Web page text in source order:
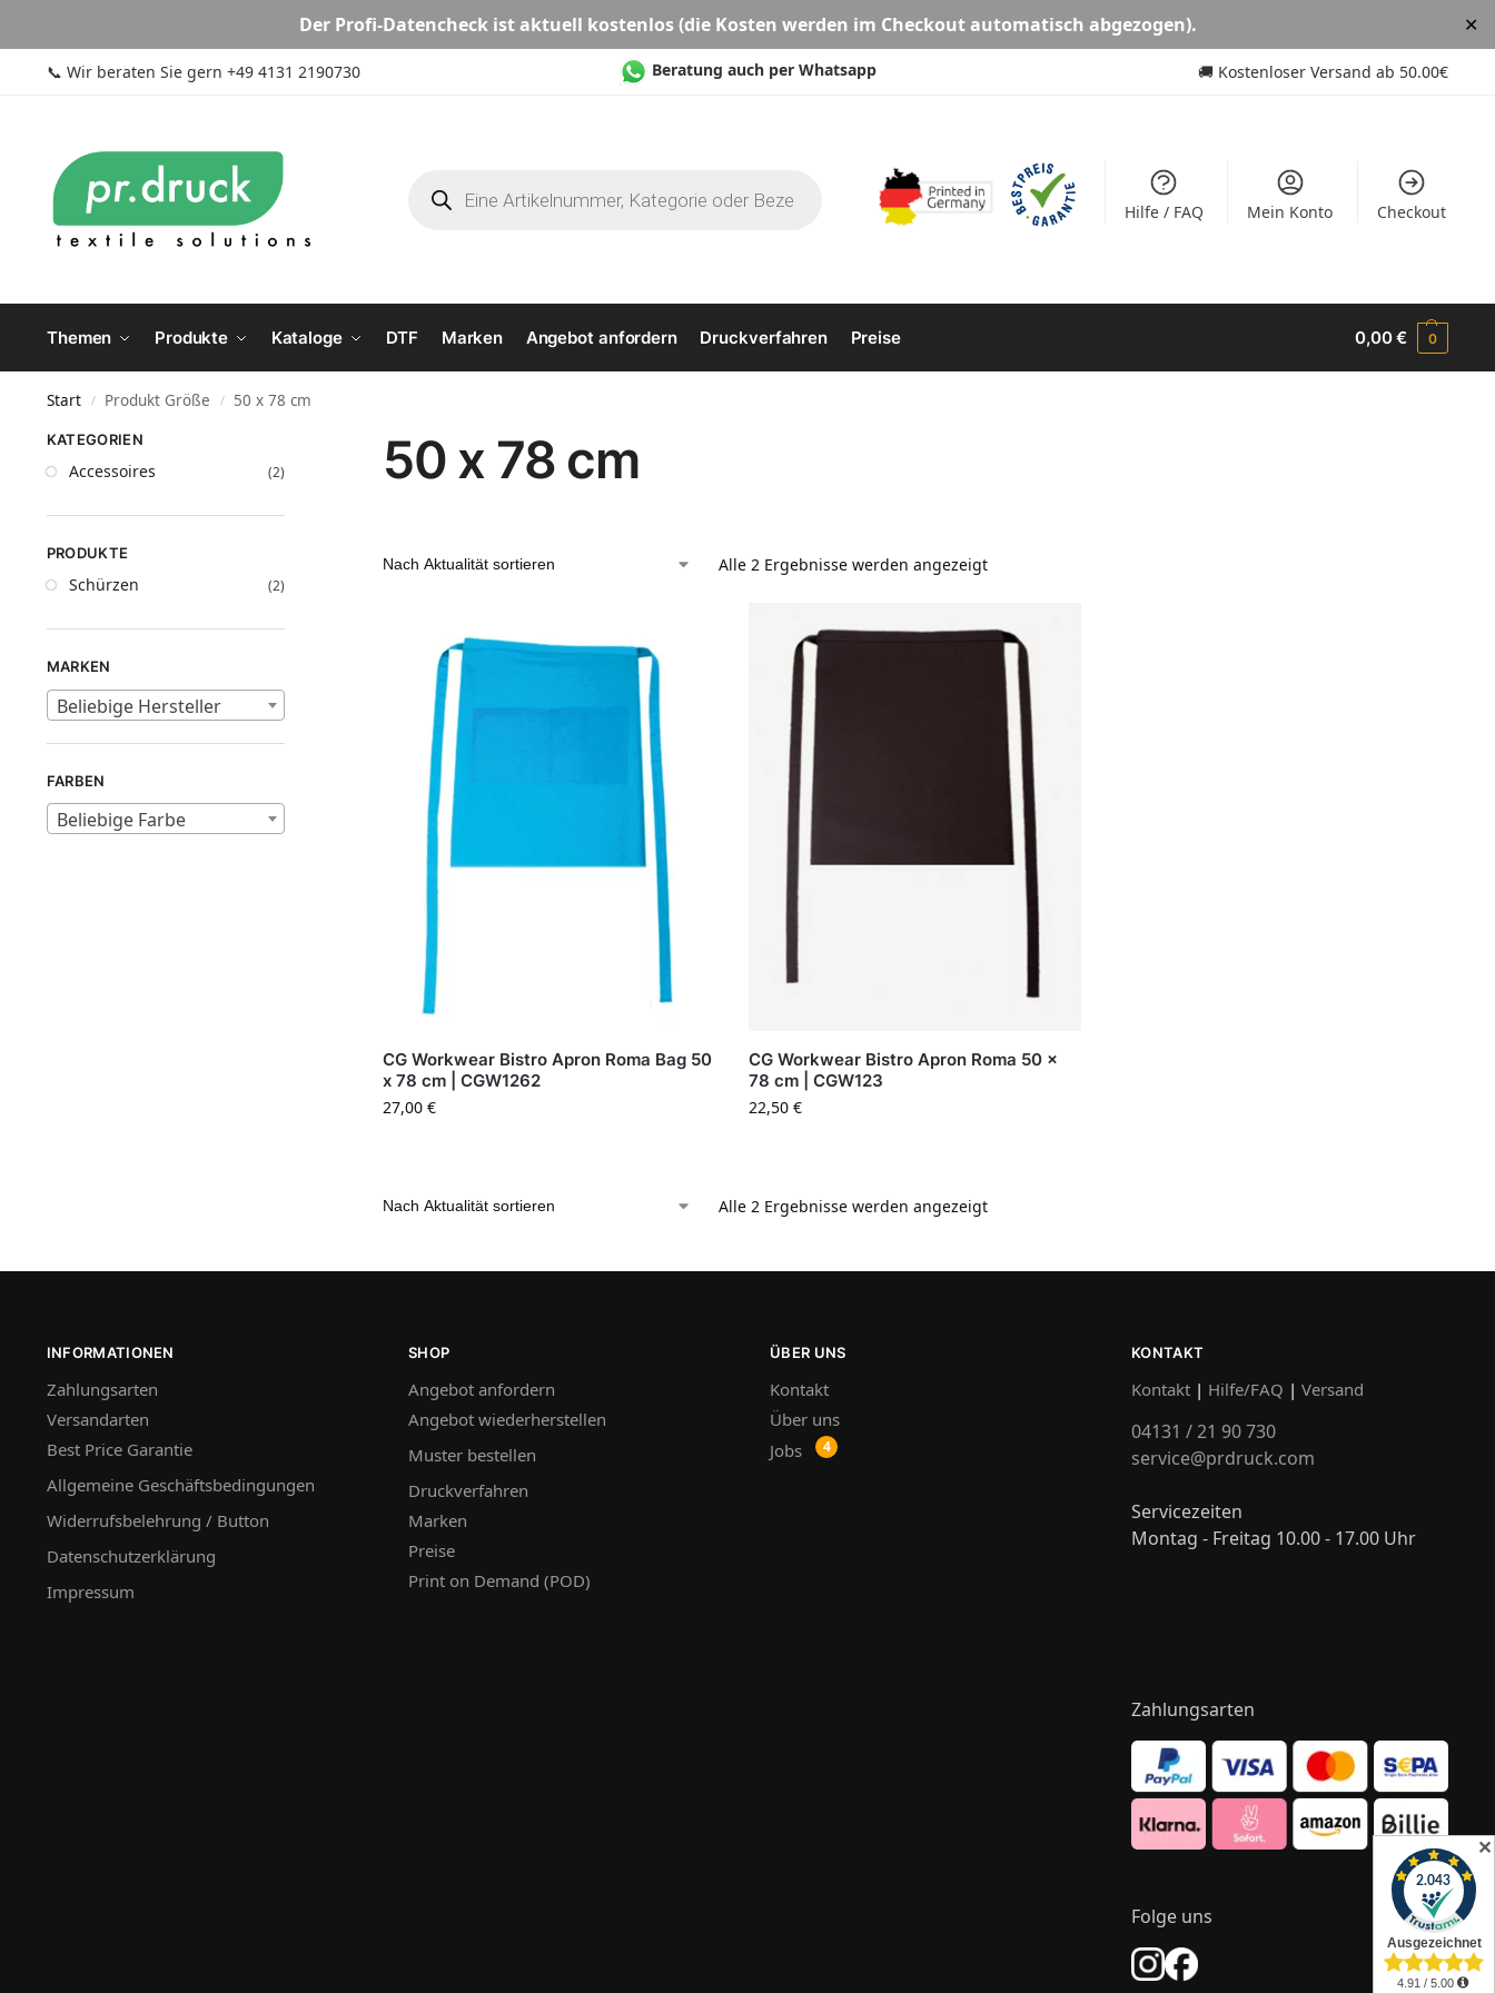
Der Profi-Datencheckist aktuell kostenlos(die Kosten werden im Checkout automatisch abgezogen). ✕
📞 Wir beraten Sie gern +49 4131 2190730 Beratung auch per Whatsapp 🚚 Kostenloser Versand ab 50.00€
Hilfe / FAQ Mein Konto Checkout
Themen Produkte Kataloge DTF Marken Angebot anfordern Druckverfahren Preise 0,00€ 0
Start / Produkt Größe / 50 x 78 cm
50 x 78 cm
Alle 2 Ergebnisse werden angezeigt
CG Workwear Bistro Apron Roma Bag 50
x 78 cm | CGW1262
27,00€
CG Workwear Bistro Apron Roma 50 x
78 cm | CGW123
22,50€
Alle 2 Ergebnisse werden angezeigt
KATEGORIEN
Accessoires (2)
PRODUKTE
Schürzen (2)
MARKEN
Beliebige Hersteller
FARBEN
Beliebige Farbe
INFORMATIONEN
Zahlungsarten
Versandarten
Best Price Garantie
Allgemeine Geschäftsbedingungen
Widerrufsbelehrung / Button
Datenschutzerklärung
Impressum
SHOP
Angebot anfordern
Angebot wiederherstellen
Muster bestellen
Druckverfahren
Marken
Preise
Print on Demand (POD)
ÜBER UNS
Kontakt
Über uns
Jobs
KONTAKT
Kontakt | Hilfe/FAQ |Versand
04131 / 21 90 730
service@prdruck.com
Servicezeiten
Montag - Freitag 10.00 - 17.00 Uhr
Zahlungsarten
Folge uns
✕